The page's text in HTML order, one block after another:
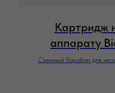
Картридж
аппарату
Съемный барабан для